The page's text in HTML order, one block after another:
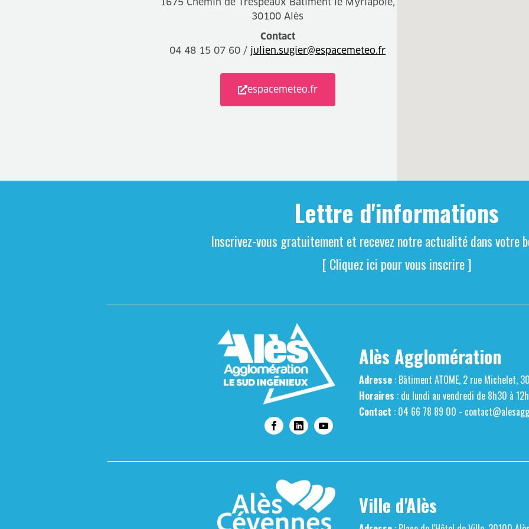
30100 Alès
Contact
04 48 15 07 60 / julien.sugier@espacemeteo.fr
espacemeteo.fr
Lettre d'informations
Inscrivez-vous gratuitement et recevez notre actualité dans votre
[ Cliquez ici pour vous inscrire ]
Alès Agglomération
Adresse: Bâtiment ATOME, 2 rue Michelet,
Horaires : du lundi au vendredi de 8h30 à
Contact : 04 66 78 89 00 -
Ville d'Alès